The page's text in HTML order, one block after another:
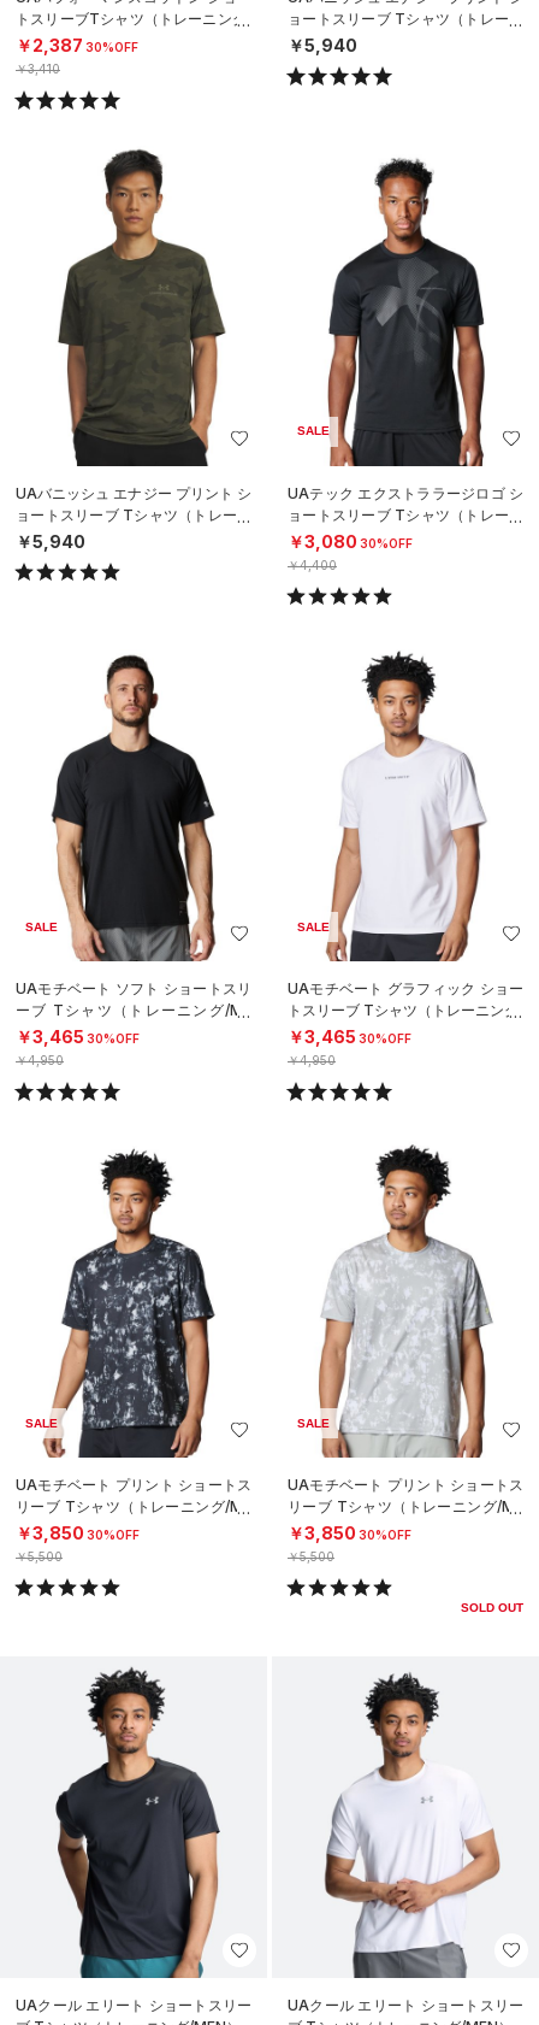
トスリーブTシャツ（トレーニング/
MEN）
￥2,387 30%OFF
￥3,410
ョートスリーブ Tシャツ（トレーニ
ング/MEN）
￥5,940
UAバニッシュ エナジー プリント シ
ョートスリーブ Tシャツ（トレーニ
ング/MEN）
￥5,940
SALE
UAテック エクストララージロゴ シ
ョートスリーブ Tシャツ（トレーニ
ング/MEN）
￥3,080 30%OFF
￥4,400
SALE
UAモチベート ソフト ショートスリ
ーブ Tシャツ（トレーニング/ME
N）
￥3,465 30%OFF
￥4,950
SALE
UAモチベート グラフィック ショー
トスリーブ Tシャツ（トレーニング/
MEN）
￥3,465 30%OFF
￥4,950
SALE
UAモチベート プリント ショートス
リーブ Tシャツ（トレーニング/ME
N）
￥3,850 30%OFF
￥5,500
SALE
UAモチベート プリント ショートス
リーブ Tシャツ（トレーニング/ME
N）
￥3,850 30%OFF
￥5,500
SOLD OUT
UAクール エリート ショートスリー
UAクール エリート ショートスリー